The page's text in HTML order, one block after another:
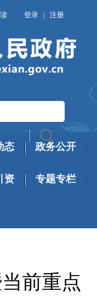
登录 | 注册
态 政务公开
资 专题专栏
前重点